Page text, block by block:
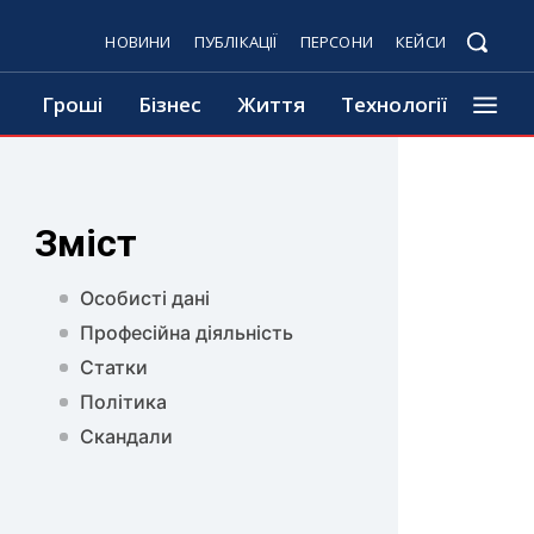
НОВИНИ ПУБЛІКАЦІЇ ПЕРСОНИ КЕЙСИ
Гроші Бізнес Життя Технології
Зміст
Особисті дані
Професійна діяльність
Статки
Політика
Скандали